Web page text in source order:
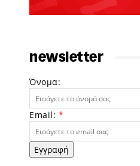
newsletter
Όνομα:
Email: *
Εγγραφή